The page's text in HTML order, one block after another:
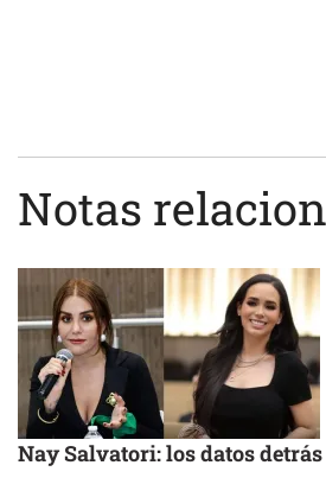
Notas
Nay Salvatori: los datos